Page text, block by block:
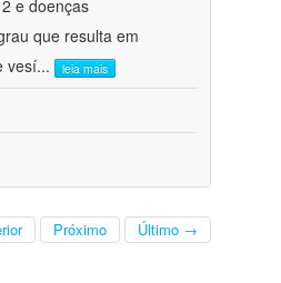
e doenças
que resulta em
vesí... leia mais
Próximo Último →